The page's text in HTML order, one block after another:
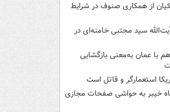
از همکاری صنوف در شرایط
سید مجتبی خامنه‌ای در
با عمان به‌معنی بازگشایی
استعمارگر و قاتل است
خیبر به حواشی صفحات مجازی